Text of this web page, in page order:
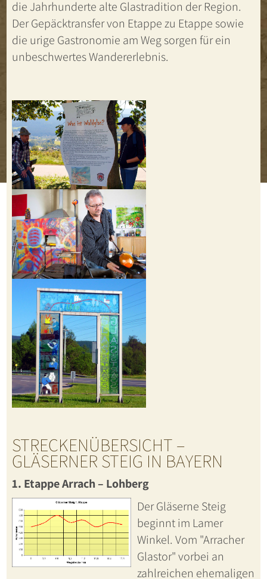
die Jahrhunderte alte Glastradition der Region.
Der Gepäcktransfer von Etappe zu Etappe sowie
die urige Gastronomie am Weg sorgen für ein
unbeschwertes Wandererlebnis.
STRECKENÜBERSICHT –
GLÄSERNER STEIG IN BAYERN
1. Etappe Arrach – Lohberg
Der Gläserne Steig
beginnt im Lamer
Winkel. Vom "Arracher
Glastor" vorbei an
zahlreichen ehemaligen